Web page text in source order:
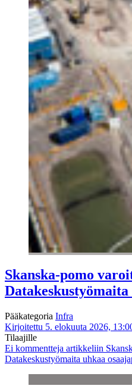
Skanska-pomo
Pääkategoria Infra
Kirjoitettu 5. elokuuta 2026,
Tilaajille
Ei kommentteja artikkeliin
Datakeskustyömaita uhkaa